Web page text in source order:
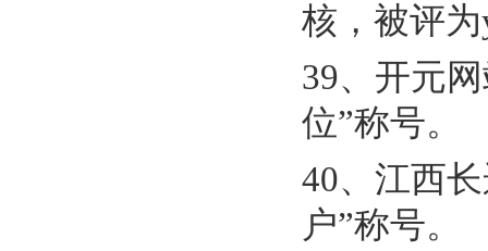
核，被评
39、开元
位”称号。
40、江西
户”称号。